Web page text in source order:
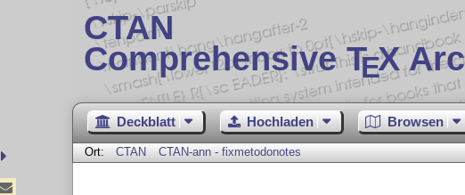
CTAN
Comprehensive TEX
Deckblatt Hochladen Browsen
Ort: CTAN CTAN-ann - fixmetodonotes